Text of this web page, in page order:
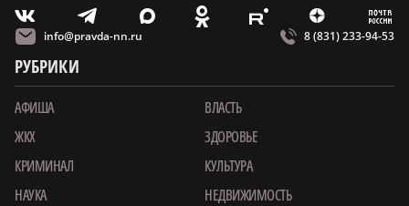
V T X O E Z m
info@pravda-nn.ru 8 (831) 233-94-53
РУБРИКИ
АФИША
ВЛАСТЬ
ЖКХ
ЗДОРОВЬЕ
КРИМИНАЛ
КУЛЬТУРА
НАУКА
НЕДВИЖИМОСТЬ